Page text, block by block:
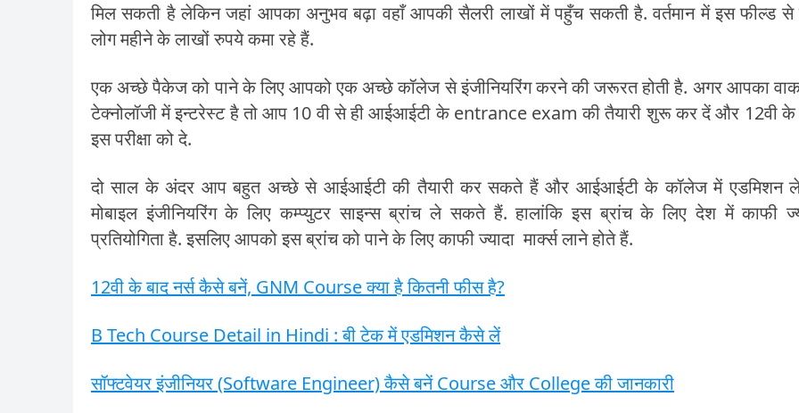
मिल सकती है लेकिन जहां आपका अनुभव बढ़ा वहाँ आपकी सैलरी लाखों में पहुँच सकती है. वर्तमान में इस फील्ड
लोग महीने के लाखों रुपये कमा रहे हैं.
एक अच्छे पैकेज को पाने के लिए आपको एक अच्छे कॉलेज से इंजीनियरिंग करने की जरूरत होती है. अगर आपका
टेक्नोलॉजी में इन्टरेस्ट है तो आप 10 वी से ही आईआईटी के entrance exam की तैयारी शुरू कर दें और 12वी के
इस परीक्षा को दे.
दो साल के अंदर आप बहुत अच्छे से आईआईटी की तैयारी कर सकते हैं और आईआईटी के कॉलेज में एडमिशन
मोबाइल इंजीनियरिंग के लिए कम्प्युटर साइन्स ब्रांच ले सकते हैं. हालांकि इस ब्रांच के लिए देश में काफी
प्रतियोगिता है. इसलिए आपको इस ब्रांच को पाने के लिए काफी ज्यादा मार्क्स लाने होते हैं.
12वी के बाद नर्स कैसे बनें, GNM Course क्या है कितनी फीस है?
B Tech Course Detail in Hindi : बी टेक में एडमिशन कैसे लें
सॉफ्टवेयर इंजीनियर (Software Engineer) कैसे बनें Course और College की जानकारी